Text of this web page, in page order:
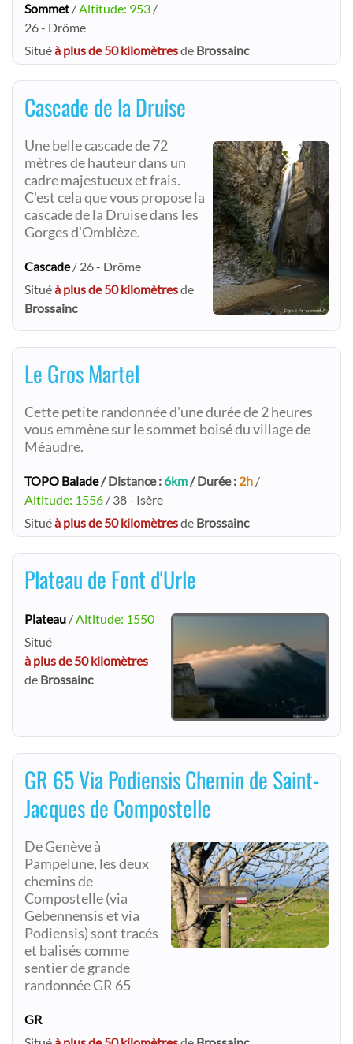
Sommet /Altitude: 953 /
26 - Drôme
Situéà plus de 50 kilomètresde Brossainc
Cascade de la Druise
Une belle cascade de 72
mètres de hauteur dans un
cadre majestueux et frais.
C'est cela que vous propose la
cascade de la Druise dans les
Gorges d'Omblèze.
Cascade/ 26 - Drôme
Situéà plus de 50 kilomètresde
Brossainc
Le Gros Martel
Cette petite randonnée d'une durée de 2 heures
vous emmène sur le sommet boisé du village de
Méaudre.
TOPO Balade/ Distance : 6km/ Durée : 2h /
Altitude: 1556 / 38 - Isère
Situéà plus de 50 kilomètresde Brossainc
Plateau de Font d'Urle
Plateau /Altitude: 1550
Situé
à plus de 50 kilomètres
de Brossainc
GR 65 Via Podiensis Chemin de Saint-
Jacques de Compostelle
De Genève à
Pampelune, les deux
chemins de
Compostelle (via
Gebennensis et via
Podiensis) sont tracés
et balisés comme
sentier de grande
randonnée GR 65
GR